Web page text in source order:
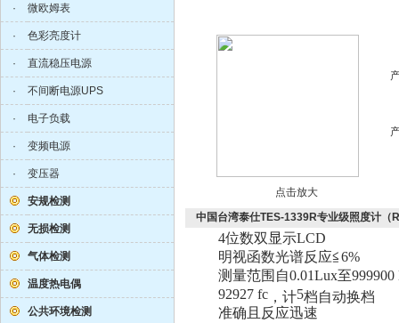
· 微欧姆表
· 色彩亮度计
· 直流稳压电源
· 不间断电源UPS
· 电子负载
· 变频电源
· 变压器
安规检测
无损检测
气体检测
温度热电偶
公共环境检测
点击放大
中国台湾泰仕TES-1339R专业级照度计（
4位数双显示LCD
明视函数光谱反应≦6%
测量范围自0.01Lux至999900
92927 fc ，计5档自动换档
准确且反应迅速